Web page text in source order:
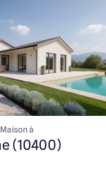
à
(10400)